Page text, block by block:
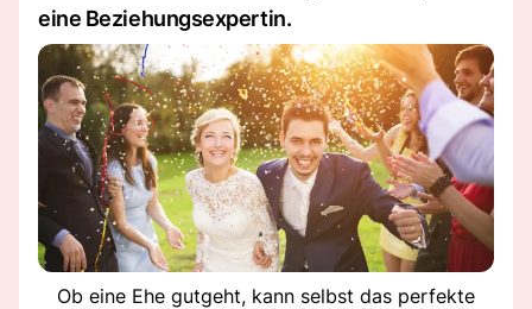
eine Beziehungsexpertin.
Ob eine Ehe gutgeht, kann selbst das perfekte